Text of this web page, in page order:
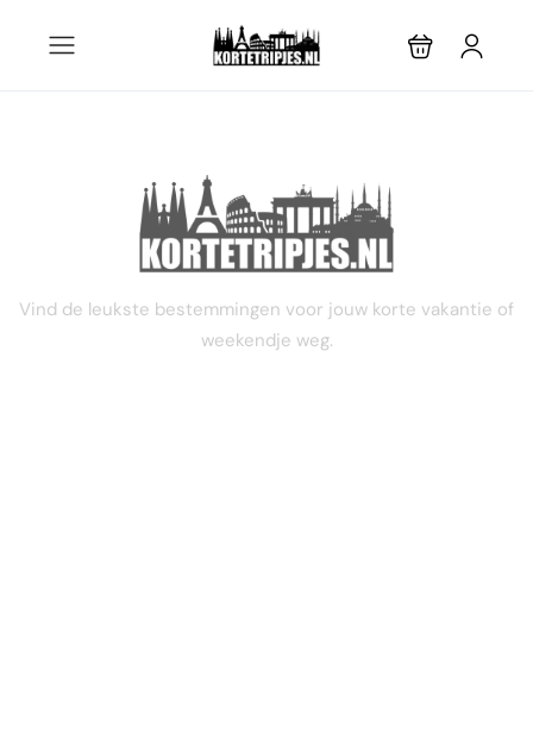
STEL JE EIGEN TRIP SAMEN
Vind de leukste bestemmingen voor jouw korte vakantie of
weekendje weg.